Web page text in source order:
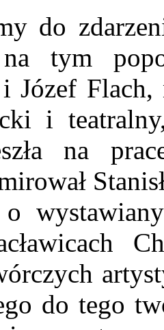
do
na tym
i Józef
i
na
do tego